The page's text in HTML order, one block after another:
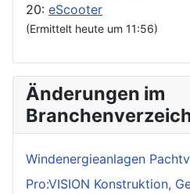
20: eScooter
(Ermittelt heute um 11:56)
Änderungen im
Windenergieanlagen
Pro:VISION Konstruktion,